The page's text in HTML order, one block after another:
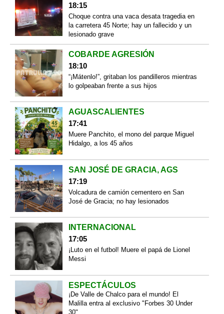
18:15
Choque contra una vaca desata tragedia en
la carretera 45 Norte; hay un fallecido y un
lesionado grave
COBARDE AGRESIÓN
18:10
“¡Mátenlo!”, gritaban los pandilleros mientras
lo golpeaban frente a sus hijos
AGUASCALIENTES
17:41
Muere Panchito, el mono del parque Miguel
Hidalgo, a los 45 años
SAN JOSÉ DE GRACIA, AGS
17:19
Volcadura de camión cementero en San
José de Gracia; no hay lesionados
INTERNACIONAL
17:05
¡Luto en el futbol! Muere el papá de Lionel
Messi
ESPECTÁCULOS
¡De Valle de Chalco para el mundo! El
Malilla entra al exclusivo "Forbes 30 Under
30"